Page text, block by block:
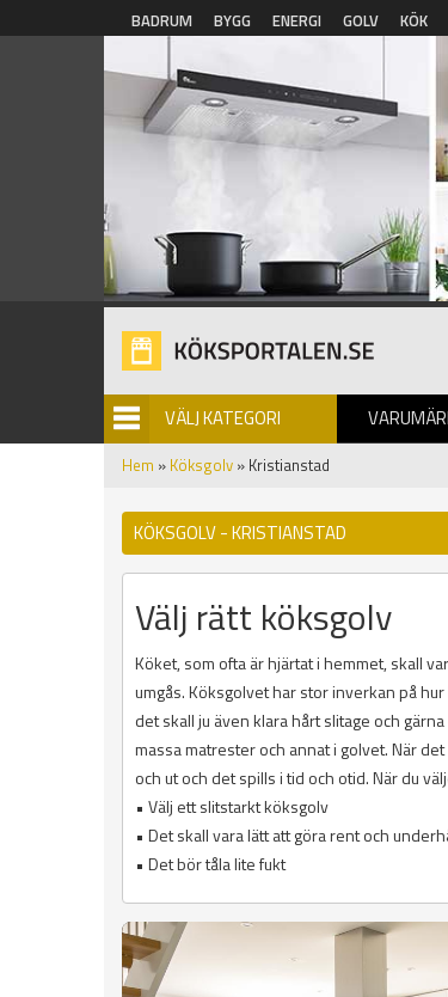
Hoppa till huvudinnehåll
BADRUM BYGG ENERGI GOLV KÖK
VÄLJ KATEGORI
Hem » Köksgolv » Kristianstad
KÖKSGOLV - KRISTIANSTAD
Välj rätt köksgolv
Köket, som ofta är hjärtat i hemmet, skall
umgås. Köksgolvet har stor inverkan på
det skall ju även klara hårt slitage och
massa matrester och annat i golvet. När
och ut och det spills i tid och otid. När du
• Välj ett slitstarkt köksgolv
• Det skall vara lätt att göra rent och
• Det bör tåla lite fukt